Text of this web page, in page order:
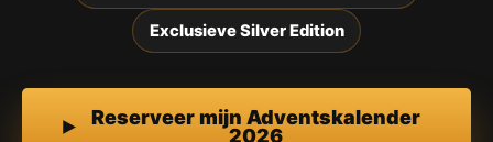
Exclusieve Silver Edition
Reserveer mijn Adventskalender
2026